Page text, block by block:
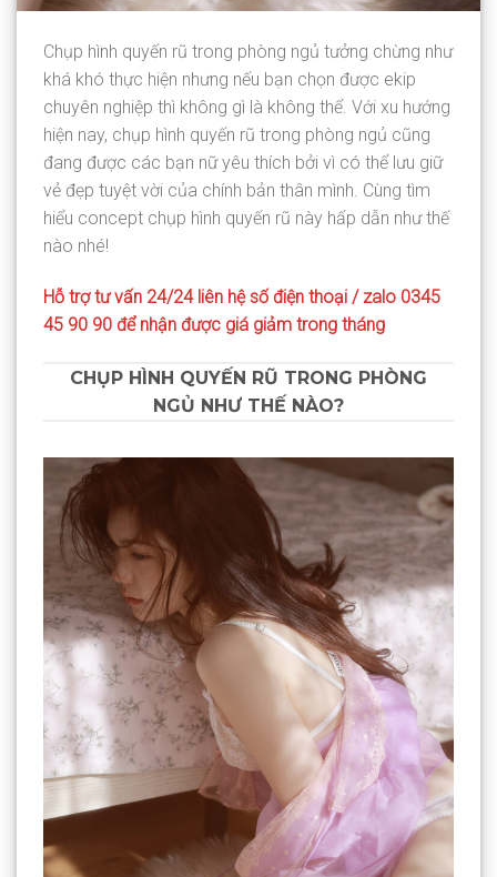
Chụp hình quyến rũ trong phòng ngủ tưởng chừng như
khá khó thực hiện nhưng nếu bạn chọn được ekip
chuyên nghiệp thì không gì là không thể. Với xu hướng
hiện nay, chụp hình quyến rũ trong phòng ngủ cũng
đang được các bạn nữ yêu thích bởi vì có thể lưu giữ
vẻ đẹp tuyệt vời của chính bản thân mình. Cùng tìm
hiểu concept chụp hình quyến rũ này hấp dẫn như thế
nào nhé!
Hỗ trợ tư vấn 24/24 liên hệ số điện thoại / zalo 0345
45 90 90 để nhận được giá giảm trong tháng
CHỤP HÌNH QUYẾN RŨ TRONG PHÒNG
NGỦ NHƯ THẾ NÀO?